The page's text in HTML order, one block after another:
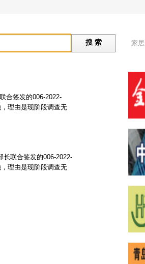
家
合签发的006-2022-
理由是现阶段调查无
长联合签发的006-2022-
理由是现阶段调查无